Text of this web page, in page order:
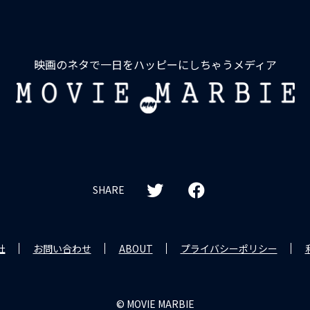
映画のネタで一日をハッピーにしちゃうメディア
MOVIE
MARBIE
SHARE
お問い合わせ ABOUT プライバシーポリシー
© MOVIE MARBIE